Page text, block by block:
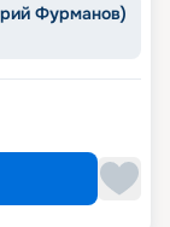
Фурманов)